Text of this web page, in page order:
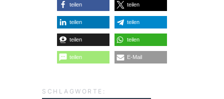
teilen teilen
teilen teilen
teilen teilen
teilen E-Mail
SCHLAGWORTE: